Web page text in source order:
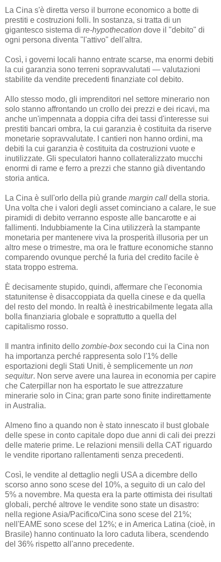
La Cina s'è diretta verso il burrone economico a botte di
prestiti e costruzioni folli. In sostanza, si tratta di un
gigantesco sistema di re-hypothecation dove il "debito" di
ogni persona diventa "l'attivo" dell'altra.
Così, i governi locali hanno entrate scarse, ma enormi debiti
la cui garanzia sono terreni sopravvalutati — valutazioni
stabilite da vendite precedenti finanziate col debito.
Allo stesso modo, gli imprenditori nel settore minerario non
solo stanno affrontando un crollo dei prezzi e dei ricavi, ma
anche un'impennata a doppia cifra dei tassi d'interesse sui
prestiti bancari ombra, la cui garanzia è costituita da riserve
monetarie sopravvalutate. I cantieri non hanno ordini, ma
debiti la cui garanzia è costituita da costruzioni vuote e
inutilizzate. Gli speculatori hanno collateralizzato mucchi
enormi di rame e ferro a prezzi che stanno già diventando
storia antica.
La Cina è sull'orlo della più grande margin call della storia.
Una volta che i valori degli asset cominciano a calare, le sue
piramidi di debito verranno esposte alle bancarotte e ai
fallimenti. Indubbiamente la Cina utilizzerà la stampante
monetaria per mantenere viva la prosperità illusoria per un
altro mese o trimestre, ma ora le fratture economiche stanno
comparendo ovunque perché la furia del credito facile è
stata troppo estrema.
È decisamente stupido, quindi, affermare che l'economia
statunitense è disaccoppiata da quella cinese e da quella
del resto del mondo. In realtà è inestricabilmente legata alla
bolla finanziaria globale e soprattutto a quella del
capitalismo rosso.
Il mantra infinito dello zombie-box secondo cui la Cina non
ha importanza perché rappresenta solo l'1% delle
esportazioni degli Stati Uniti, è semplicemente un non
sequitur. Non serve avere una laurea in economia per capire
che Caterpillar non ha esportato le sue attrezzature
minerarie solo in Cina; gran parte sono finite indirettamente
in Australia.
Almeno fino a quando non è stato innescato il bust globale
delle spese in conto capitale dopo due anni di cali dei prezzi
delle materie prime. Le relazioni mensili della CAT riguardo
le vendite riportano rallentamenti senza precedenti.
Così, le vendite al dettaglio negli USA a dicembre dello
scorso anno sono scese del 10%, a seguito di un calo del
5% a novembre. Ma questa era la parte ottimista dei risultati
globali, perché altrove le vendite sono state un disastro:
nella regione Asia/Pacifico/Cina sono scese del 21%;
nell'EAME sono scese del 12%; e in America Latina (cioè, in
Brasile) hanno continuato la loro caduta libera, scendendo
del 36% rispetto all'anno precedente.